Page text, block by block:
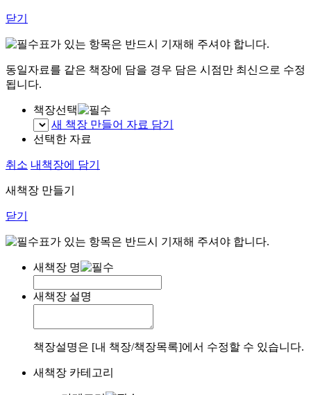
닫기
표가 있는 항목은 반드시 기재해 주셔야 합니다.
동일자료를 같은 책장에 담을 경우 담은 시점만 최신으로 수정
됩니다.
책장선택
새 책장 만들어 자료 담기
선택한 자료
취소 내책장에 담기
새책장 만들기
닫기
표가 있는 항목은 반드시 기재해 주셔야 합니다.
새책장 명
새책장 설명
책장설명은 [내 책장/책장목록]에서 수정할 수 있습니다.
새책장 카테고리